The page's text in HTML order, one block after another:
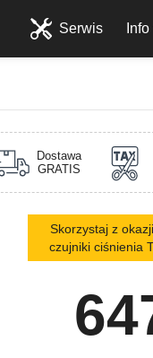
Info
Serwis
Dostawa
GRATIS
Skorzystaj z
czujniki ciśnienia